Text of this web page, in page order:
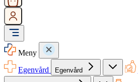
Meny
Egenvård
Egenvård